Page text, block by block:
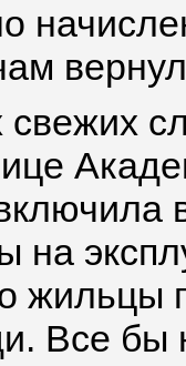
на
жильцы
Все бы